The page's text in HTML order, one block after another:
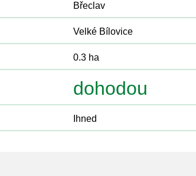
Břeclav
Velké Bílovice
0.3 ha
dohodou
Ihned